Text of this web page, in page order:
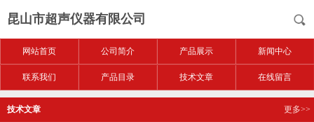
昆山市超声仪器有限公司
网站首页 公司简介 产品展示 新闻中心
联系我们 产品目录 技术文章 在线留言
技术文章 更多>>